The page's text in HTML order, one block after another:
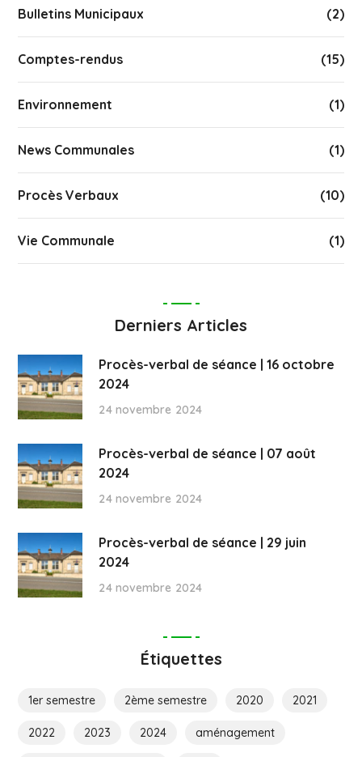
Bulletins Municipaux (2)
Comptes-rendus (15)
Environnement (1)
News Communales (1)
Procès Verbaux (10)
Vie Communale (1)
Derniers Articles
Procès-verbal de séance | 16 octobre
2024
24 novembre 2024
Procès-verbal de séance | 07 août
2024
24 novembre 2024
Procès-verbal de séance | 29 juin
2024
24 novembre 2024
Étiquettes
1er semestre 2ème semestre 2020 2021
2022 2023 2024 aménagement